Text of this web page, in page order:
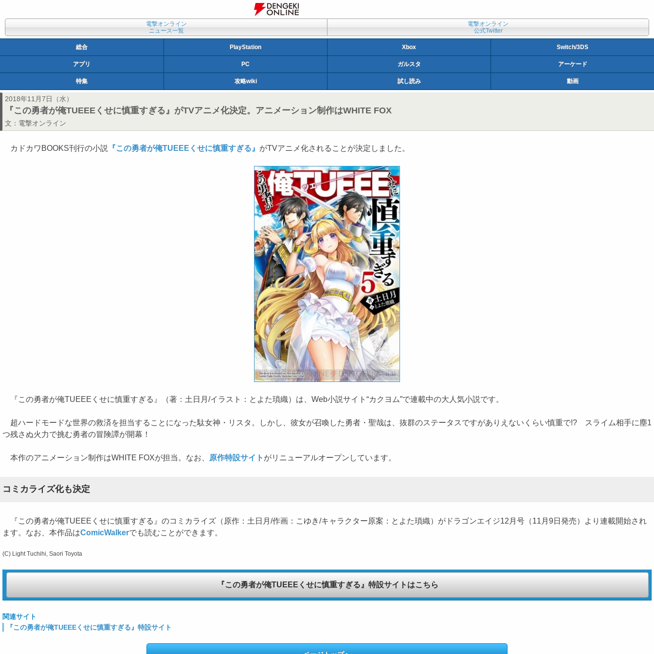
電撃オンライン
ニュース一覧
電撃オンライン
公式Twitter
総合 PlayStation Xbox Switch/3DS
アプリ PC ガルスタ アーケード
特集 攻略wiki 試し読み 動画
2018年11月7日（水）
『この勇者が俺TUEEEくせに慎重すぎる』がTVアニメ化決定。アニメーション制作はWHITE FOX
文： 電撃オンライン
カドカワBOOKS刊行の小説 『この勇者が俺TUEEEくせに慎重すぎる』 がTVアニメ化されることが決定しました。
『この勇者が俺TUEEEくせに慎重すぎる』（著：土日月/イラスト：とよた瑣織）は、Web小説サイト“カクヨム”で連載中の大人気小説です。
超ハードモードな世界の救済を担当することになった駄女神・リスタ。しかし、彼女が召喚した勇者・聖哉は、抜群のステータスですがありえないくらい慎重で!? スライム相手に塵1
つ残さぬ火力で挑む勇者の冒険譚が開幕！
本作のアニメーション制作はWHITE FOXが担当。なお、 原作特設サイト がリニューアルオープンしています。
コミカライズ化も決定
『この勇者が俺TUEEEくせに慎重すぎる』のコミカライズ（原作：土日月/作画：こゆき/キャラクター原案：とよた瑣織）がドラゴンエイジ12月号（11月9日発売）より連載開始され
ます。なお、本作品はComicWalkerでも読むことができます。
(C) Light Tuchihi, Saori Toyota
『この勇者が俺TUEEEくせに慎重すぎる』特設サイトはこちら
関連サイト
『この勇者が俺TUEEEくせに慎重すぎる』特設サイト